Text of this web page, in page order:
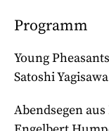
Programm
Young
Satoshi Yagisawa
Abendsegen